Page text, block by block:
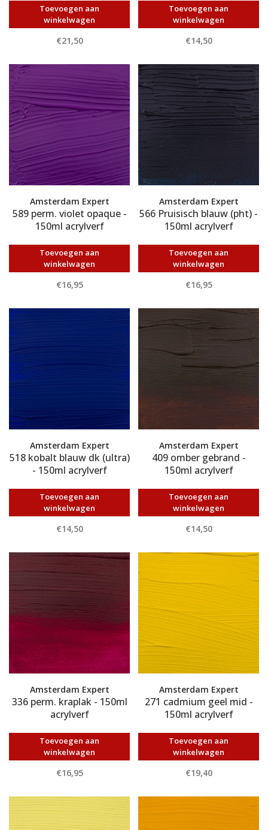
Toevoegen aan
winkelwagen
€21,50
Toevoegen aan
winkelwagen
€14,50
Amsterdam Expert
589 perm. violet opaque -
150ml acrylverf
Toevoegen aan
winkelwagen
€16,95
Amsterdam Expert
566 Pruisisch blauw (pht) -
150ml acrylverf
Toevoegen aan
winkelwagen
€16,95
Amsterdam Expert
518 kobalt blauw dk (ultra)
- 150ml acrylverf
Toevoegen aan
winkelwagen
€14,50
Amsterdam Expert
409 omber gebrand -
150ml acrylverf
Toevoegen aan
winkelwagen
€14,50
Amsterdam Expert
336 perm. kraplak - 150ml
acrylverf
Toevoegen aan
winkelwagen
€16,95
Amsterdam Expert
271 cadmium geel mid -
150ml acrylverf
Toevoegen aan
winkelwagen
€19,40